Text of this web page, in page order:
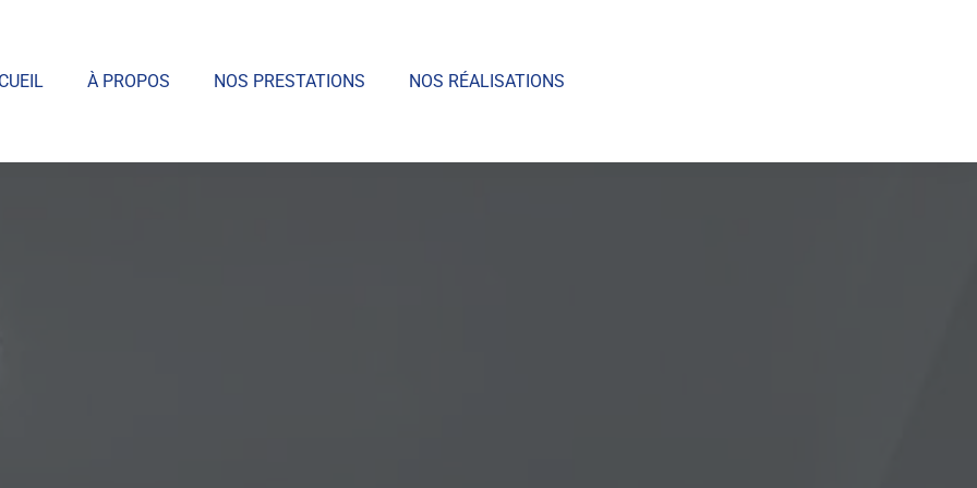
À PROPOS NOS PRESTATIONS NOS RÉALISATIONS